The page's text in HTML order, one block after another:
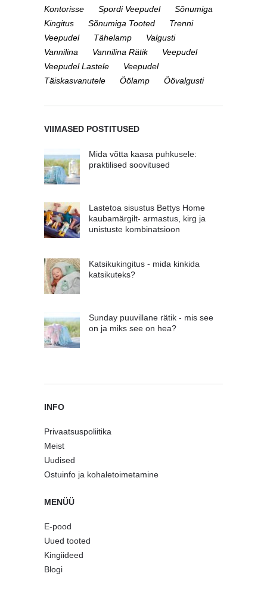
Kontorisse
Spordi Veepudel
Sõnumiga
Kingitus
Sõnumiga Tooted
Trenni
Veepudel
Tähelamp
Valgusti
Vannilina
Vannilina Rätik
Veepudel
Veepudel Lastele
Veepudel
Täiskasvanutele
Öölamp Öövalgusti
VIIMASED POSTITUSED
Mida võtta kaasa puhkusele:
praktilised soovitused
Lastetoa sisustus Bettys Home
kaubamärgilt- armastus, kirg ja
unistuste kombinatsioon
Katsikukingitus - mida kinkida
katsikuteks?
Sunday puuvillane rätik - mis see
on ja miks see on hea?
INFO
Privaatsuspoliitika
Meist
Uudised
Ostuinfo ja kohaletoimetamine
MENÜÜ
E-pood
Uued tooted
Kingiideed
Blogi